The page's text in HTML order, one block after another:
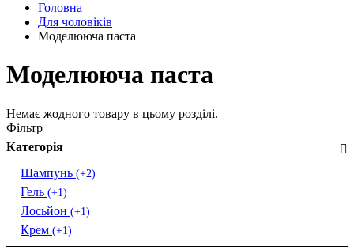
Головна
Для чоловіків
Моделююча паста
Моделююча паста
Немає жодного товару в цьому розділі.
Фільтр
Категорія
Шампунь (+2)
Гель (+1)
Лосьйон (+1)
Крем (+1)